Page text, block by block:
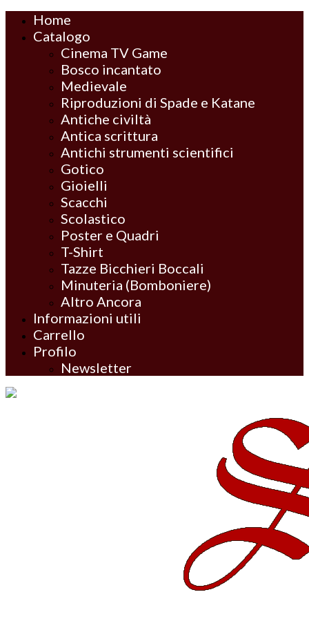
Home
Catalogo
Cinema TV Game
Bosco incantato
Medievale
Riproduzioni di Spade e Katane
Antiche civiltà
Antica scrittura
Antichi strumenti scientifici
Gotico
Gioielli
Scacchi
Scolastico
Poster e Quadri
T-Shirt
Tazze Bicchieri Boccali
Minuteria (Bomboniere)
Altro Ancora
Informazioni utili
Carrello
Profilo
Newsletter